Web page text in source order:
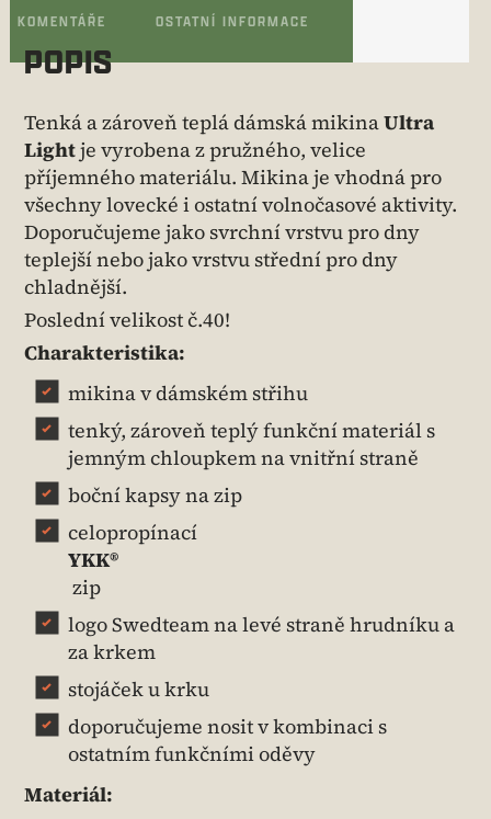
KOMENTÁŘE OSTATNÍ INFORMACE
POPIS
Tenká a zároveň teplá dámská mikinaUltra
Lightje vyrobena z pružného, velice
příjemného materiálu. Mikina je vhodná pro
všechny lovecké i ostatní volnočasové aktivity.
Doporučujeme jako svrchní vrstvu pro dny
teplejší nebo jako vrstvu střední pro dny
chladnější.
Poslední velikost č.40!
Charakteristika:
mikina v dámském střihu
tenký, zároveň teplý funkční materiál s
jemným chloupkem na vnitřní straně
boční kapsy na zip
celopropínací
YKK®
zip
logo Swedteam na levé straně hrudníku a
za krkem
stojáček u krku
doporučujeme nosit v kombinaci s
ostatním funkčními oděvy
Materiál: